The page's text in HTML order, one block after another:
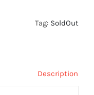
Tag: SoldOut
Description